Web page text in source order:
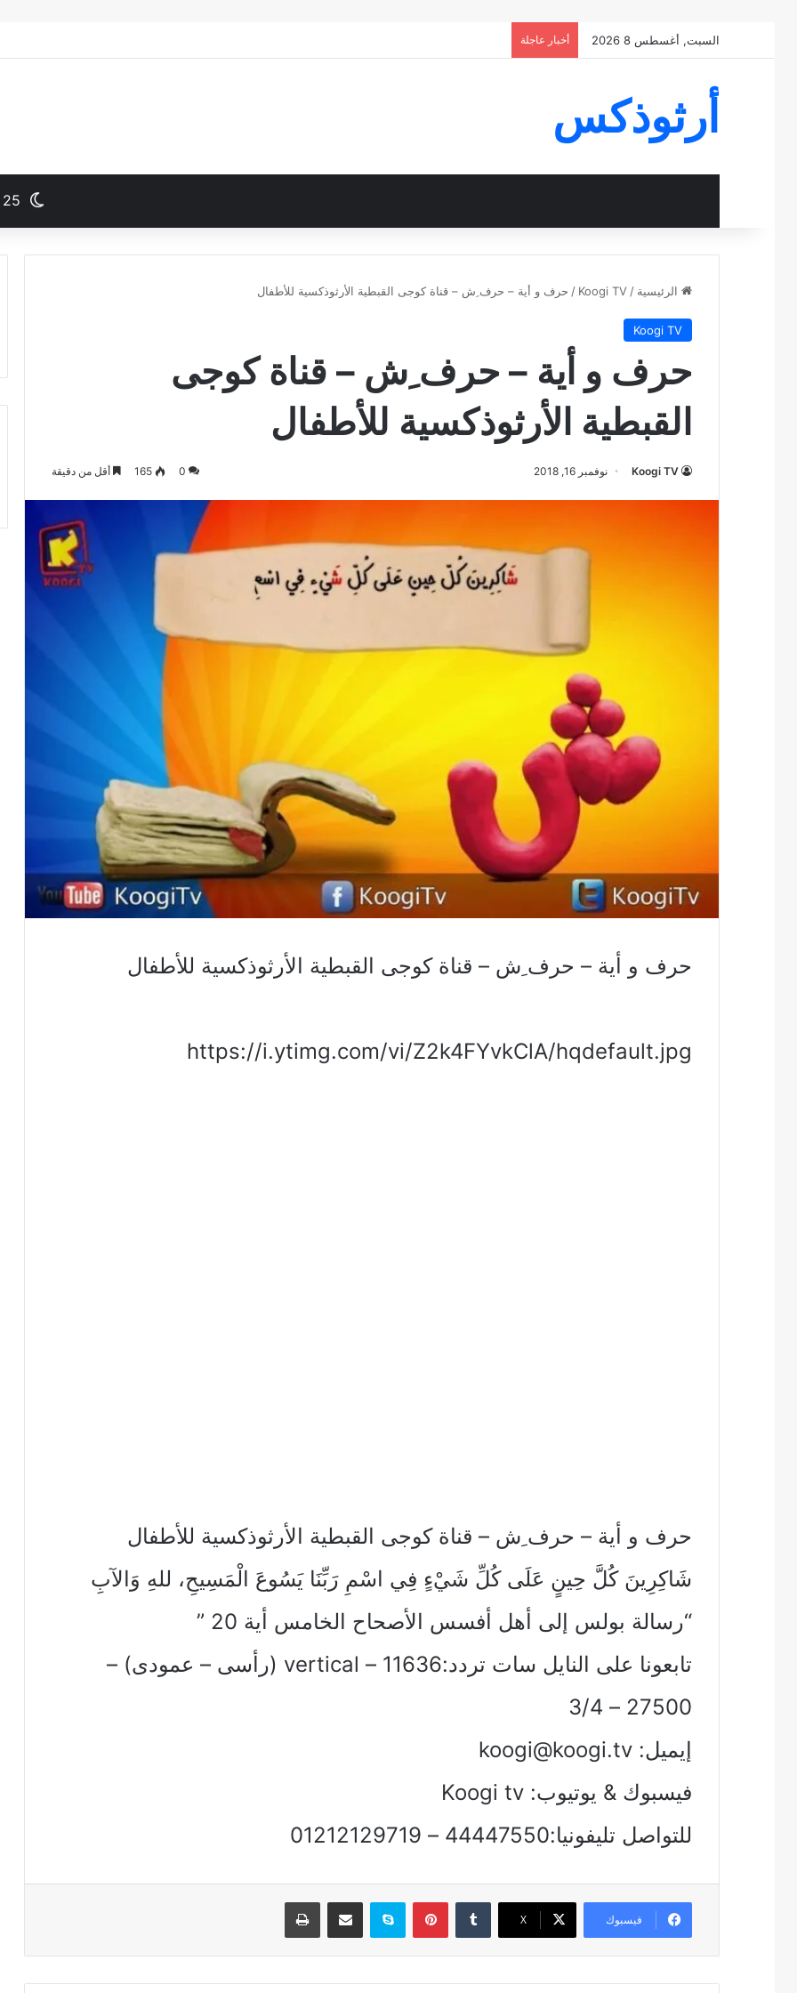
السبت, أغسطس 8 2026 أخبار عاجلة
أرثوذكس
25
الرئيسية /
Koogi TV
/ حرف و أية – حرف ِش – قناة كوجى القبطية الأرثوذكسية للأطفال
Koogi TV
حرف و أية – حرف ِش – قناة كوجى
القبطية الأرثوذكسية للأطفال
Koogi TV نوفمبر 16, 2018 0
165 أقل من دقيقة
حرف و أية – حرف ِش – قناة كوجى القبطية الأرثوذكسية للأطفال
https://i.ytimg.com/vi/Z2k4FYvkClA/hqdefault.jpg
حرف و أية – حرف ِش – قناة كوجى القبطية الأرثوذكسية للأطفال
شَاكِرِينَ كُلَّ حِينٍ عَلَى كُلِّ شَيْءٍ فِي اسْمِ رَبِّنَا يَسُوعَ الْمَسِيحِ، للهِ وَالآبِ
“رسالة بولس إلى أهل أفسس الأصحاح الخامس أية 20 ”
تابعونا على النايل سات تردد:11636 – vertical (رأسى – عمودى) –
27500 – 3/4
إيميل: koogi@koogi.tv
فيسبوك & يوتيوب: Koogi tv
للتواصل تليفونيا:44447550 – 01212129719
فيسبوك ‫X
بينتيريستسكايب مشاركة عبر البريد طباعة